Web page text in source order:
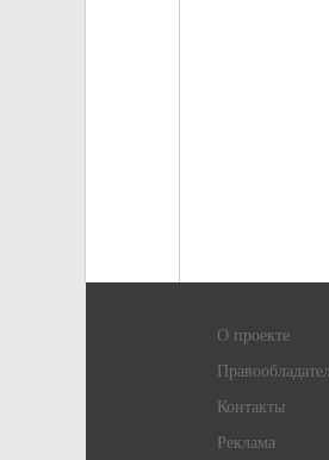
О проекте
Контакты
Реклама